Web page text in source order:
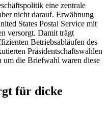
eine zentrale
nicht darauf. Erwähnung
States Postal Service mit
versorgt. Damit trägt
Betriebsabläufen des
Präsidentschaftswahlen
um die Briefwahl waren diese
für dicke